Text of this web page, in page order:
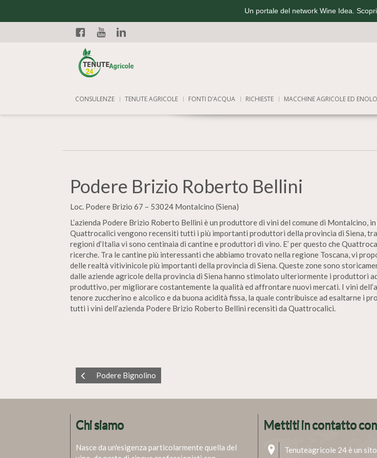
Un portale del network Wine Idea.
Facebook
CONSULENZE TENUTE AGRICOLE FONTI D’ACQUA RICHIESTE MACCHINE AGRICOLE ED
Podere Brizio Roberto Bellini
Loc. Podere Brizio 67 – 53024 Montalcino (Siena)
L’azienda Podere Brizio Roberto Bellini è un produttore di vini del comune di Montalcino,
Quattrocalici vengono recensiti tutti i più importanti produttori della provincia di Siena,
regioni d’Italia vi sono centinaia di cantine e produttori di vino. E’ per questo che
ricerche. Tra le cantine più interessanti che abbiamo trovato nella regione Toscana, vi
delle realtà vitivinicole più importanti della provincia di Siena. Queste zone sono
dalle aziende agricole della provincia di Siena hanno stimolato ulteriormente i produttori
produttivo, per migliorare costantemente la qualità ed affrontare nuovi mercati. I vini
tenore zuccherino e alcolico e da buona acidità fissa, la quale contribuisce ad esaltarne i
tutti i vini dell’azienda Podere Brizio Roberto Bellini recensiti da Quattrocalici.
Podere Bignolino
Chi siamo
Nasce da un'esigenza particolarmente quella del
Mettiti in contatto
Tenuteagricole 24 è un